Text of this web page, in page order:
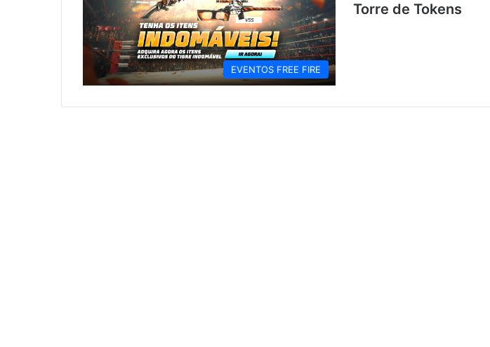
EVENTOS FREE FIRE
Torre de Tokens